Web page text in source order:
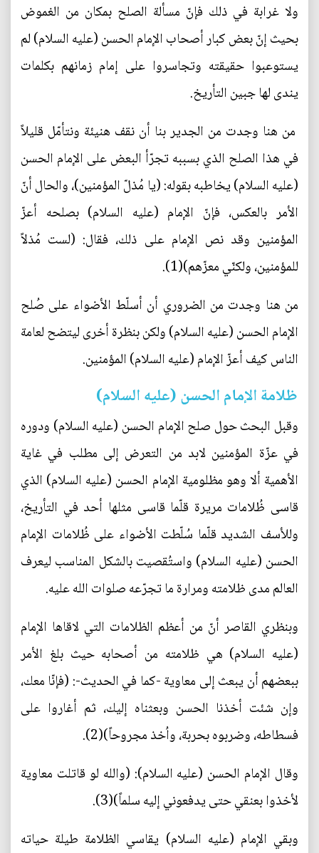
ولا غرابة في ذلك فإنّ مسألة الصلح بمكان من الغموض
بحيث إنّ بعض كبار أصحاب الإمام الحسن (عليه السلام) لم
يستوعبوا حقيقته وتجاسروا على إمام زمانهم بكلمات
يندى لها جبين التأريخ.
من هنا وجدت من الجدير بنا أن نقف هنيئة ونتأمّل قليلاً
في هذا الصلح الذي بسببه تجرّأ البعض على الإمام الحسن
(عليه السلام) يخاطبه بقوله: (يا مُذلّ المؤمنين)، والحال أنّ
الأمر بالعكس، فإنّ الإمام (عليه السلام) بصلحه أعزّ
المؤمنين وقد نص الإمام على ذلك، فقال: (لست مُذلاً
للمؤمنين، ولكنّي معزّهم)(1).
من هنا وجدت من الضروري أن أسلّط الأضواء على صُلح
الإمام الحسن (عليه السلام) ولكن بنظرة أخرى ليتضح لعامة
الناس كيف أعزّ الإمام (عليه السلام) المؤمنين.
ظلامة الإمام الحسن (عليه السلام)
وقبل البحث حول صلح الإمام الحسن (عليه السلام) ودوره
في عزّة المؤمنين لابد من التعرض إلى مطلب في غاية
الأهمية ألا وهو مظلومية الإمام الحسن (عليه السلام) الذي
قاسى ظُلامات مريرة قلّما قاسى مثلها أحد في التأريخ،
وللأسف الشديد قلّما سُلّطت الأضواء على ظُلامات الإمام
الحسن (عليه السلام) واستُقصيت بالشكل المناسب ليعرف
العالم مدى ظلامته ومرارة ما تجرّعه صلوات الله عليه.
وبنظري القاصر أنّ من أعظم الظلامات التي لاقاها الإمام
(عليه السلام) هي ظلامته من أصحابه حيث بلغ الأمر
ببعضهم أن يبعث إلى معاوية -كما في الحديث-: (فإنّا معك،
وإن شئت أخذنا الحسن وبعثناه إليك، ثم أغاروا على
فسطاطه، وضربوه بحربة، واُخذ مجروحاً)(2).
وقال الإمام الحسن (عليه السلام): (والله لو قاتلت معاوية
لأخذوا بعنقي حتى يدفعوني إليه سلماً)(3).
وبقي الإمام (عليه السلام) يقاسي الظلامة طيلة حياته